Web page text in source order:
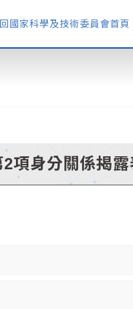
回國家科學及技術委員會首頁
項身分關係揭露